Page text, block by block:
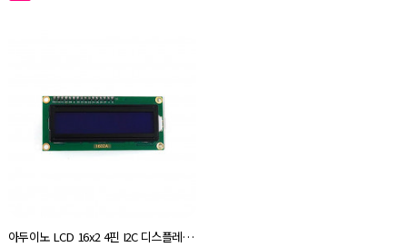
아두이노 LCD 16x2 4핀 I2C 디스플레이 모듈